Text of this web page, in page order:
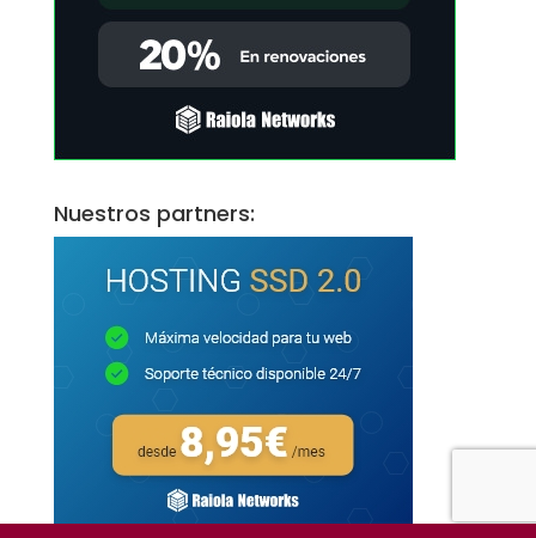
Nuestros partners: